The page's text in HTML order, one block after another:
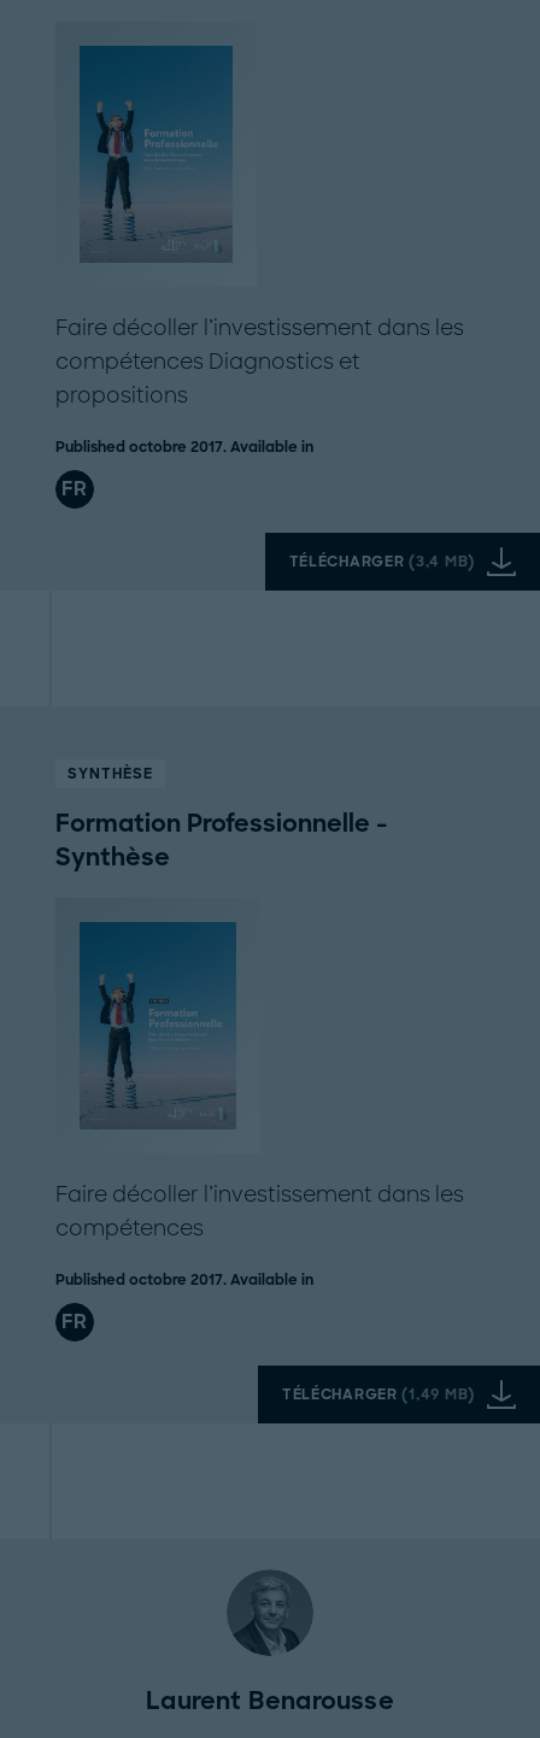
Faire décoller l’investissement dans les
compétences Diagnostics et
propositions
Published octobre 2017. Available in
FR
TÉLÉCHARGER(3,4 MB)
SYNTHÈSE
Formation Professionnelle -
Synthèse
Faire décoller l’investissement dans les
compétences
Published octobre 2017. Available in
FR
TÉLÉCHARGER(1,49 MB)
Laurent Benarousse